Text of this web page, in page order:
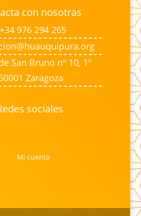
con nosotras
+34 976 294 265
San Bruno nº 10, 1º
Zaragoza
sociales
Mi cuenta